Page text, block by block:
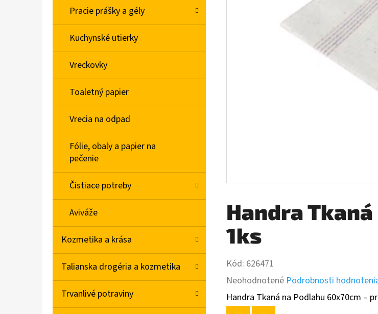
Pracie prášky a gély
Kuchynské utierky
Vreckovky
Toaletný papier
Vrecia na odpad
Fólie, obaly a papier na
pečenie
Čistiace potreby
Aviváže
Kozmetika a krása
Talianska drogéria a kozmetika
Trvanlivé potraviny
Handra
1ks
Kód: 626471
Priemerné
hodnotenie
Neohodnotené Podrobnosti
Handra Tkaná na Podlahu 60x70cm –
SILAN COCONUT WATER AVIVÁŽ 770ML
€2,47
JAR ČISTIACI PROSTRIEDOK NA RIAD
ORGOVÁN (LILA) 905 ML